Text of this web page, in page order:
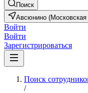
Поиск
Авсюнино (Московская
Войти
Войти
Зарегистрироваться
Поиск
/